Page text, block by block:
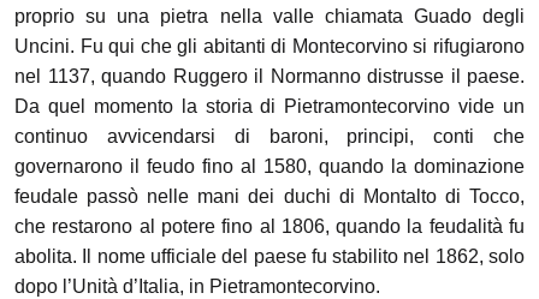
proprio su una pietra nella valle chiamata Guado degli
Uncini. Fu qui che gli abitanti di Montecorvino si rifugiarono
nel 1137, quando Ruggero il Normanno distrusse il paese.
Da quel momento la storia di Pietramontecorvino vide un
continuo avvicendarsi di baroni, principi, conti che
governarono il feudo fino al 1580, quando la dominazione
feudale passò nelle mani dei duchi di Montalto di Tocco,
che restarono al potere fino al 1806, quando la feudalità fu
abolita. Il nome ufficiale del paese fu stabilito nel 1862, solo
dopo l’Unità d’Italia, in Pietramontecorvino.